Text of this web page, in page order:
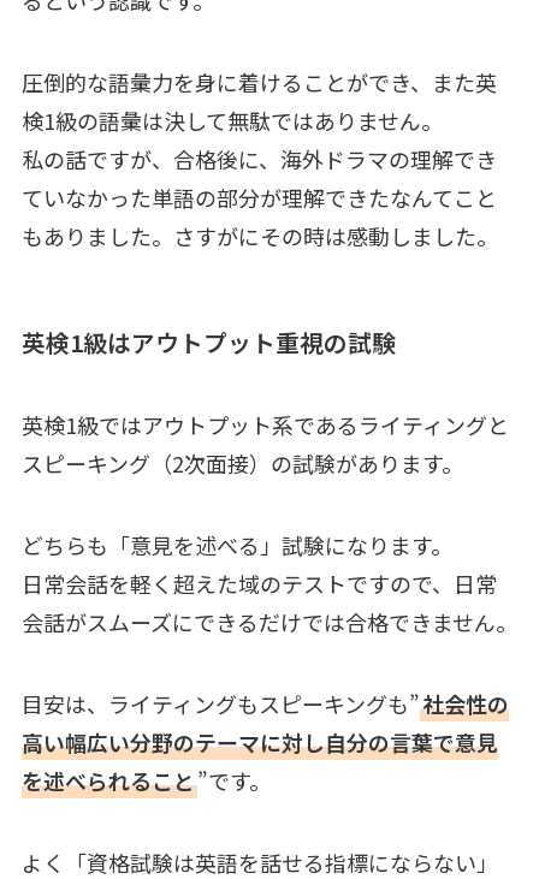
圧倒的な語彙力を身に着けることができ、また英
検1級の語彙は決して無駄ではありません。
私の話ですが、合格後に、海外ドラマの理解でき
ていなかった単語の部分が理解できたなんてこと
もありました。さすがにその時は感動しました。
英検1級はアウトプット重視の試験
英検1級ではアウトプット系であるライティングと
スピーキング（2次面接）の試験があります。
どちらも「意見を述べる」試験になります。
日常会話を軽く超えた域のテストですので、日常
会話がスムーズにできるだけでは合格できません。
目安は、ライティングもスピーキングも”社会性の
高い幅広い分野のテーマに対し自分の言葉で意見
を述べられること”です。
よく「資格試験は英語を話せる指標にならない」